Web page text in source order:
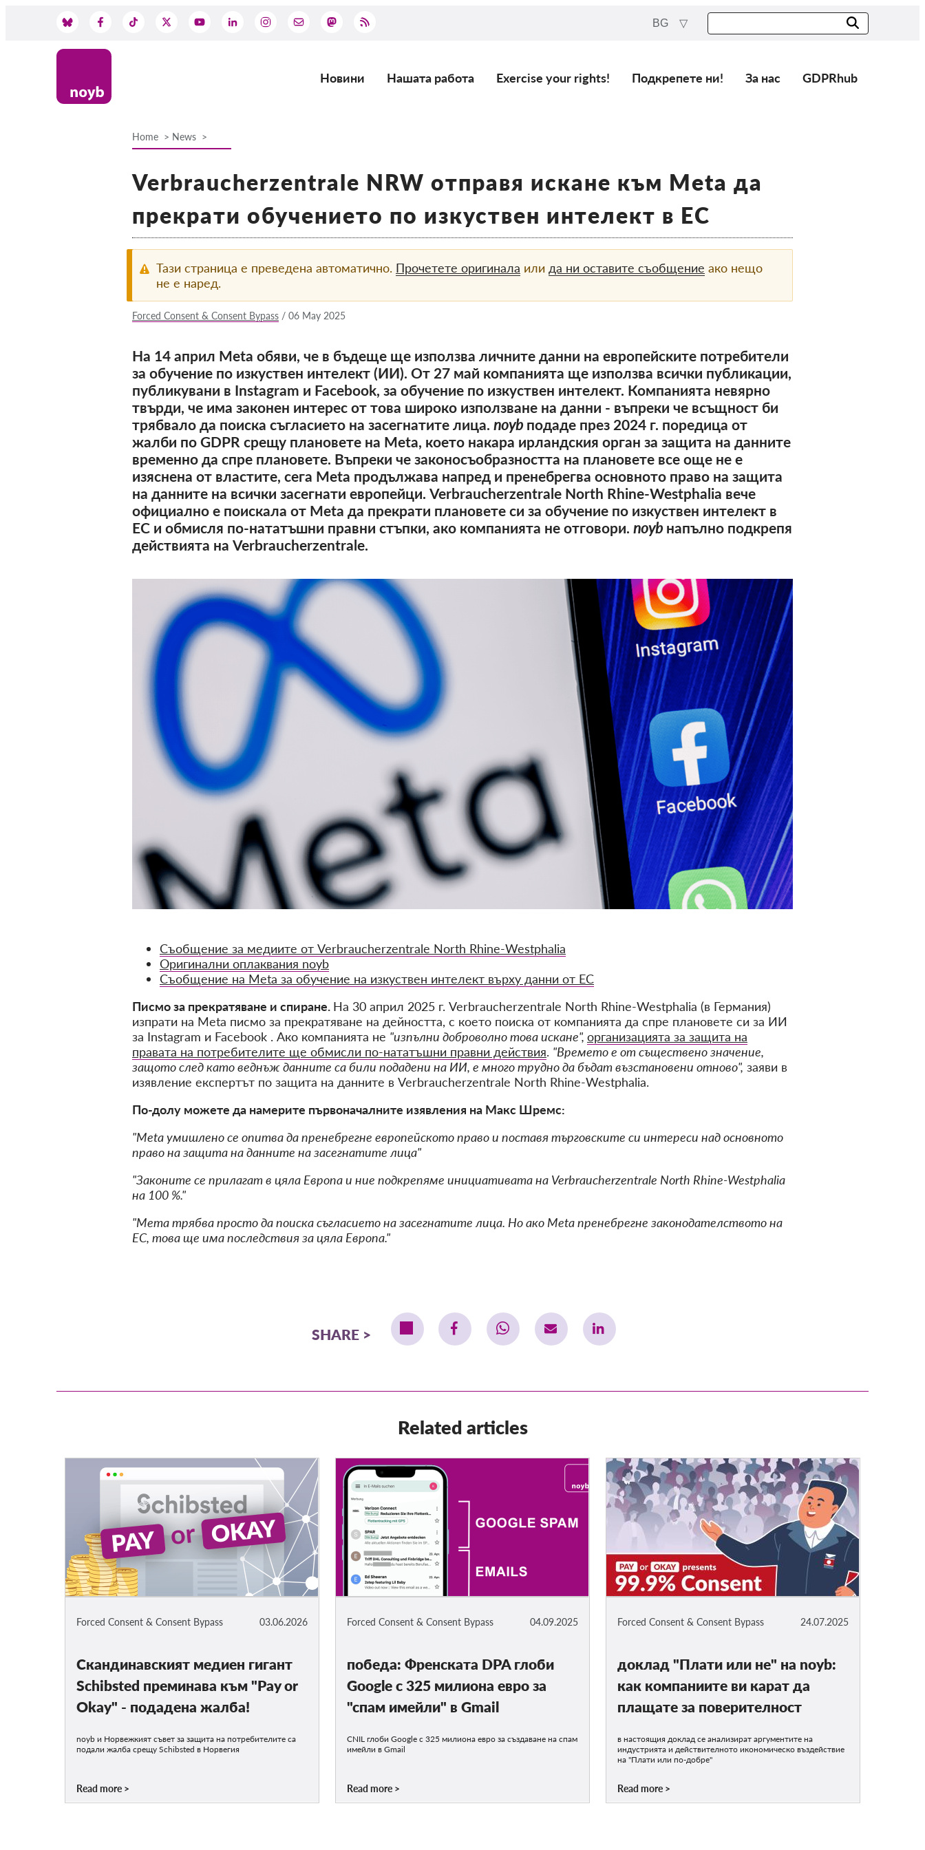
BG
Main
Новини Нашата работа Exercise your rights! Подкрепете ни! За нас GDPRhub
Home News
Verbraucherzentrale NRW отправя искане към Meta да
прекрати обучението по изкуствен интелект в ЕС
Тази страница е преведена автоматично. Прочетете оригинала или да ни оставите съобщение ако нещо
не е наред.
Forced Consent & Consent Bypass / 06 May 2025
На 14 април Meta обяви, че в бъдеще ще използва личните данни на европейските потребители
за обучение по изкуствен интелект (ИИ). От 27 май компанията ще използва всички публикации,
публикувани в Instagram и Facebook, за обучение по изкуствен интелект. Компанията невярно
твърди, че има законен интерес от това широко използване на данни - въпреки че всъщност би
трябвало да поиска съгласието на засегнатите лица. noyb подаде през 2024 г. поредица от
жалби по GDPR срещу плановете на Meta, което накара ирландския орган за защита на данните
временно да спре плановете. Въпреки че законосъобразността на плановете все още не е
изяснена от властите, сега Meta продължава напред и пренебрегва основното право на защита
на данните на всички засегнати европейци. Verbraucherzentrale North Rhine-Westphalia вече
официално е поискала от Meta да прекрати плановете си за обучение по изкуствен интелект в
ЕС и обмисля по-нататъшни правни стъпки, ако компанията не отговори. noyb напълно подкрепя
действията на Verbraucherzentrale.
Съобщение за медиите от Verbraucherzentrale North Rhine-Westphalia
Оригинални оплаквания noyb
Съобщение на Meta за обучение на изкуствен интелект върху данни от ЕС
Писмо за прекратяване и спиране. На 30 април 2025 г. Verbraucherzentrale North Rhine-Westphalia (в Германия)
изпрати на Meta писмо за прекратяване на дейността, с което поиска от компанията да спре плановете си за ИИ
за Instagram и Facebook . Ако компанията не "изпълни доброволно това искане", организацията за защита на
правата на потребителите ще обмисли по-нататъшни правни действия. "Времето е от съществено значение,
защото след като веднъж данните са били подадени на ИИ, е много трудно да бъдат възстановени отново", заяви в
изявление експертът по защита на данните в Verbraucherzentrale North Rhine-Westphalia.
По-долу можете да намерите първоначалните изявления на Макс Шремс:
"Meta умишлено се опитва да пренебрегне европейското право и поставя търговските си интереси над основното
право на защита на данните на засегнатите лица"
"Законите се прилагат в цяла Европа и ние подкрепяме инициативата на Verbraucherzentrale North Rhine-Westphalia
на 100 %."
"Мета трябва просто да поиска съгласието на засегнатите лица. Но ако Meta пренебрегне законодателството на
ЕС, това ще има последствия за цяла Европа."
SHARE
Related articles
03.06.2026
Forced Consent & Consent Bypass
Скандинавският медиен гигант
Schibsted преминава към "Pay or
Okay" - подадена жалба!
noyb и Норвежкият съвет за защита на потребителите са
подали жалба срещу Schibsted в Норвегия
Read more
04.09.2025
Forced Consent & Consent Bypass
победа: Френската DPA глоби
Google с 325 милиона евро за
"спам имейли" в Gmail
CNIL глоби Google с 325 милиона евро за създаване на спам
имейли в Gmail
Read more
24.07.2025
Forced Consent & Consent Bypass
доклад "Плати или не" на noyb:
как компаниите ви карат да
плащате за поверителност
в настоящия доклад се анализират аргументите на
индустрията и действителното икономическо въздействие
на "Плати или по-добре"
Read more